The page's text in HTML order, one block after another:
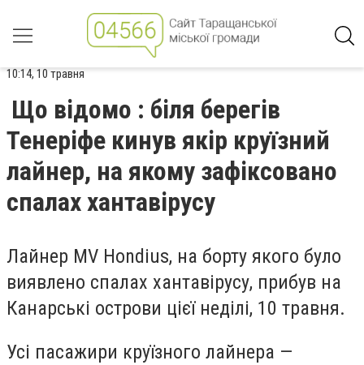
10:14, 10 травня
Що відомо : біля берегів
Тенеріфе кинув якір круїзний
лайнер, на якому зафіксовано
спалах хантавірусу
Лайнер MV Hondius, на борту якого було
виявлено спалах хантавірусу, прибув на
Канарські острови цієї неділі, 10 травня.
Усі пасажири круїзного лайнера —